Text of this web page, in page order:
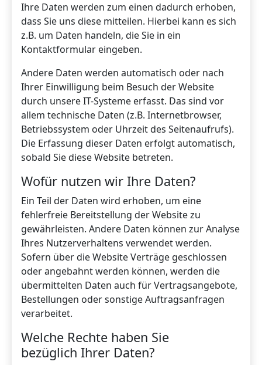
Ihre Daten werden zum einen dadurch erhoben,
dass Sie uns diese mitteilen. Hierbei kann es sich
z.B. um Daten handeln, die Sie in ein
Kontaktformular eingeben.
Andere Daten werden automatisch oder nach
Ihrer Einwilligung beim Besuch der Website
durch unsere IT-Systeme erfasst. Das sind vor
allem technische Daten (z.B. Internetbrowser,
Betriebssystem oder Uhrzeit des Seitenaufrufs).
Die Erfassung dieser Daten erfolgt automatisch,
sobald Sie diese Website betreten.
Wofür nutzen wir Ihre Daten?
Ein Teil der Daten wird erhoben, um eine
fehlerfreie Bereitstellung der Website zu
gewährleisten. Andere Daten können zur Analyse
Ihres Nutzerverhaltens verwendet werden.
Sofern über die Website Verträge geschlossen
oder angebahnt werden können, werden die
übermittelten Daten auch für Vertragsangebote,
Bestellungen oder sonstige Auftragsanfragen
verarbeitet.
Welche Rechte haben Sie
bezüglich Ihrer Daten?